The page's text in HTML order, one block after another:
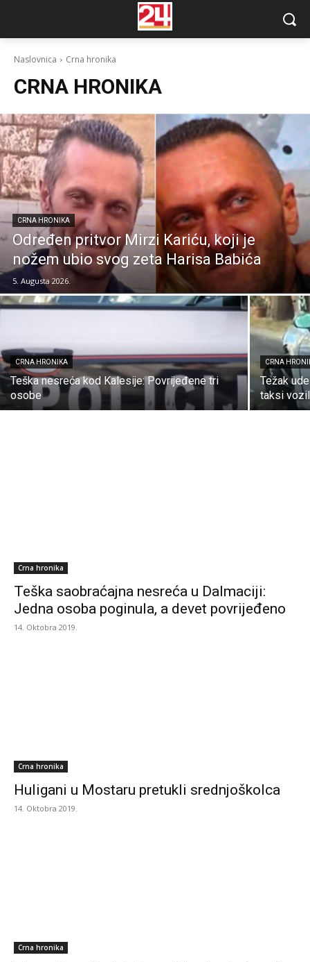
Naslovnica Crna hronika
CRNA HRONIKA
CRNA HRONIKA
Određen pritvor Mirzi Kariću, koji je
nožem ubio svog zeta Harisa Babića
5. Augusta 2026.
CRNA HRONIKA
Teška nesreća kod Kalesije: Povrijeđene tri
osobe
CRNA
Težak
taksi
Crna hronika
Teška saobraćajna nesreća u Dalmaciji:
Jedna osoba poginula, a devet povrijeđeno
14. Oktobra 2019.
Crna hronika
Huligani u Mostaru pretukli srednjoškolca
14. Oktobra 2019.
Crna hronika